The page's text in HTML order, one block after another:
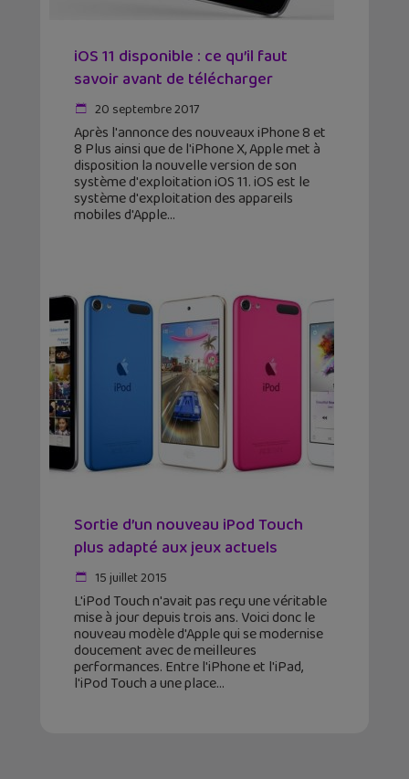
iOS 11 disponible : ce qu’il faut
savoir avant de télécharger
20 septembre 2017
Après l'annonce des nouveaux iPhone 8 et
8 Plus ainsi que de l'iPhone X, Apple met à
disposition la nouvelle version de son
système d'exploitation iOS 11. iOS est le
système d'exploitation des appareils
mobiles d'Apple
Sortie d’un nouveau iPod Touch
plus adapté aux jeux actuels
15 juillet 2015
L'iPod Touch n'avait pas reçu une véritable
mise à jour depuis trois ans. Voici donc le
nouveau modèle d'Apple qui se modernise
doucement avec de meilleures
performances. Entre l'iPhone et l'iPad,
l'iPod Touch a une place